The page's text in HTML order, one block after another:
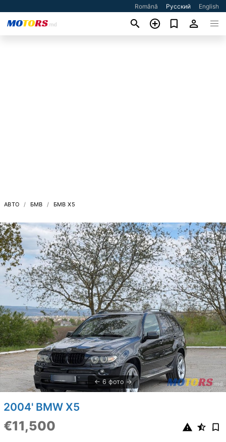
Română Русский English
АВТО БМВ БМВ X5
6 фото
2004' BMW X5
€11,500